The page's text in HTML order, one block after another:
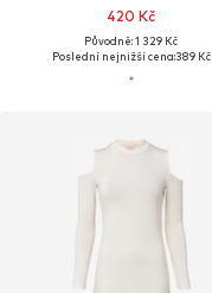
420 Kč
Původně: 1 329 Kč
Poslední nejnižší cena:389 Kč